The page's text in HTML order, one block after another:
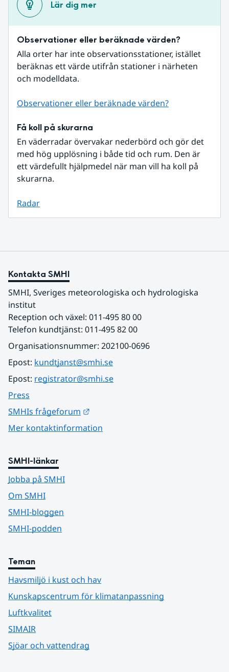
Lär dig mer
Observationer eller beräknade värden?
Alla orter har inte observationsstationer, istället
beräknas ett värde utifrån stationer i närheten
och modelldata.
Observationer eller beräknade värden?
Få koll på skurarna
En väderradar övervakar nederbörd och gör det
med hög upplösning i både tid och rum. Den är
ett värdefullt hjälpmedel när man vill ha koll på
skurarna.
Radar
Kontakta SMHI
SMHI, Sveriges meteorologiska och hydrologiska
institut
Reception och växel: 011-495 80 00
Telefon kundtjänst: 011-495 82 00
Organisationsnummer: 202100-0696
Epost: kundtjanst@smhi.se
Epost: registrator@smhi.se
Press
SMHIs frågeforum
Mer kontaktinformation
SMHI-länkar
Jobba på SMHI
Om SMHI
SMHI-bloggen
SMHI-podden
Teman
Havsmiljö i kust och hav
Kunskapscentrum för klimatanpassning
Luftkvalitet
SIMAIR
Sjöar och vattendrag